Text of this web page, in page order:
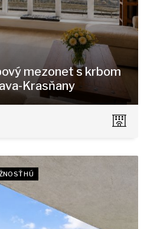
mezonet s krbom
Krasňany
- Nové Mesto
HÚ